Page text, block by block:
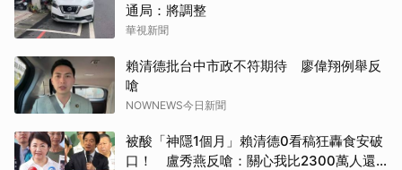
通局：將調整
華視新聞
賴清德批台中市政不符期待 廖偉翔例舉反
嗆
NOWNEWS今日新聞
被酸「神隱1個月」賴清德0看稿狂轟食安破
口！ 盧秀燕反嗆：關心我比2300萬人還